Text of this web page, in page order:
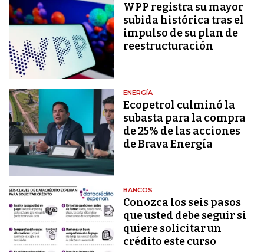
WPP registra su mayor
subida histórica tras el
impulso de su plan de
reestructuración
ENERGÍA
Ecopetrol culminó la
subasta para la compra
de 25% de las acciones
de Brava Energía
BANCOS
Conozca los seis pasos
que usted debe seguir si
quiere solicitar un
crédito este curso